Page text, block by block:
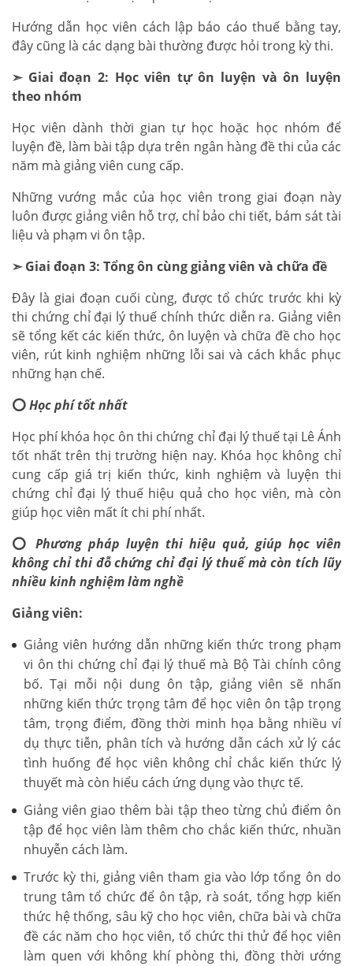
Hướng dẫn học viên cách lập báo cáo thuế bằng tay,
đây cũng là các dạng bài thường được hỏi trong kỳ thi.
➣ Giai đoạn 2: Học viên tự ôn luyện và ôn luyện
theo nhóm
Học viên dành thời gian tự học hoặc học nhóm để
luyện đề, làm bài tập dựa trên ngân hàng đề thi của các
năm mà giảng viên cung cấp.
Những vướng mắc của học viên trong giai đoạn này
luôn được giảng viên hỗ trợ, chỉ bảo chi tiết, bám sát tài
liệu và phạm vi ôn tập.
➣ Giai đoạn 3: Tổng ôn cùng giảng viên và chữa đề
Đây là giai đoạn cuối cùng, được tổ chức trước khi kỳ
thi chứng chỉ đại lý thuế chính thức diễn ra. Giảng viên
sẽ tổng kết các kiến thức, ôn luyện và chữa đề cho học
viên, rút kinh nghiệm những lỗi sai và cách khắc phục
những hạn chế.
⭕Học phí tốt nhất
Học phí khóa học ôn thi chứng chỉ đại lý thuế tại Lê Ánh
tốt nhất trên thị trường hiện nay. Khóa học không chỉ
cung cấp giá trị kiến thức, kinh nghiệm và luyện thi
chứng chỉ đại lý thuế hiệu quả cho học viên, mà còn
giúp học viên mất ít chi phí nhất.
⭕ Phương pháp luyện thi hiệu quả, giúp học viên
không chỉ thi đỗ chứng chỉ đại lý thuế mà còn tích lũy
nhiều kinh nghiệm làm nghề
Giảng viên:
Giảng viên hướng dẫn những kiến thức trong phạm
vi ôn thi chứng chỉ đại lý thuế mà Bộ Tài chính công
bố. Tại mỗi nội dung ôn tập, giảng viên sẽ nhấn
những kiến thức trọng tâm để học viên ôn tập trọng
tâm, trọng điểm, đồng thời minh họa bằng nhiều ví
dụ thực tiễn, phân tích và hướng dẫn cách xử lý các
tình huống để học viên không chỉ chắc kiến thức lý
thuyết mà còn hiểu cách ứng dụng vào thực tế.
Giảng viên giao thêm bài tập theo từng chủ điểm ôn
tập để học viên làm thêm cho chắc kiến thức, nhuần
nhuyễn cách làm.
Trước kỳ thi, giảng viên tham gia vào lớp tổng ôn do
trung tâm tổ chức để ôn tập, rà soát, tổng hợp kiến
thức hệ thống, sâu kỹ cho học viên, chữa bài và chữa
đề các năm cho học viên, tổ chức thi thử để học viên
làm quen với không khí phòng thi, đồng thời ướng